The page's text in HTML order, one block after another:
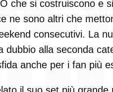
che si costruiscono e
ne sono altri che
consecutivi. La
dubbio alla seconda
anche per i fan più